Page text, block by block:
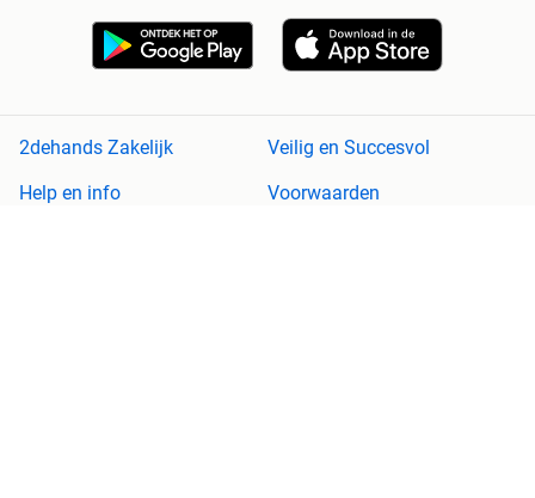
2dehands Zakelijk
Veilig en Succesvol
Help en info
Voorwaarden